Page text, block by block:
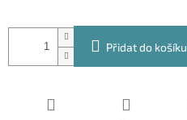
Přidat do košíku